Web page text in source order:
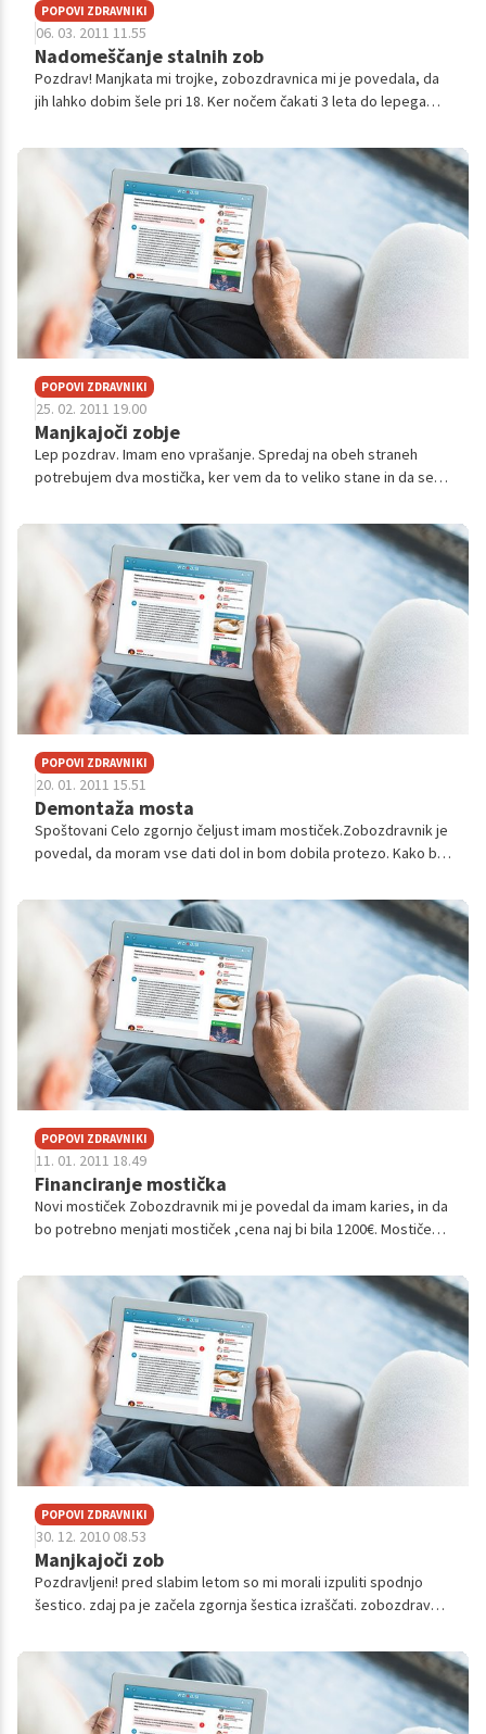
POPOVI ZDRAVNIKI
06. 03. 2011 11.55
Nadomeščanje stalnih zob
Pozdrav! Manjkata mi trojke, zobozdravnica mi je povedala, da
jih lahko dobim šele pri 18. Ker nočem čakati 3 leta do lepega
oz. mos...
POPOVI ZDRAVNIKI
25. 02. 2011 19.00
Manjkajoči zobje
Lep pozdrav. Imam eno vprašanje. Spredaj na obeh straneh
potrebujem dva mostička, ker vem da to veliko stane in da se
zobozdravnica je govorila da je ...
POPOVI ZDRAVNIKI
20. 01. 2011 15.51
Demontaža mosta
Spoštovani Celo zgornjo čeljust imam mostiček.Zobozdravnik je
povedal, da moram vse dati dol in bom dobila protezo. Kako bo
me je strah, ...
POPOVI ZDRAVNIKI
11. 01. 2011 18.49
Financiranje mostička
Novi mostiček Zobozdravnik mi je povedal da imam karies, in da
bo potrebno menjati mostiček ,cena naj bi bila 1200€. Mostiček
zavar...
POPOVI ZDRAVNIKI
30. 12. 2010 08.53
Manjkajoči zob
Pozdravljeni! pred slabim letom so mi morali izpuliti spodnjo
šestico. zdaj pa je začela zgornja šestica izraščati. zobozdravnik
mostička) ...